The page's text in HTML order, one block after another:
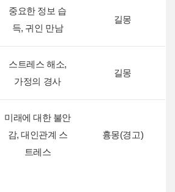
중요한 정보 습
득, 귀인 만남
길몽
스트레스 해소,
가정의 경사
길몽
미래에 대한 불안
감, 대인관계 스
트레스
흉몽(경고)